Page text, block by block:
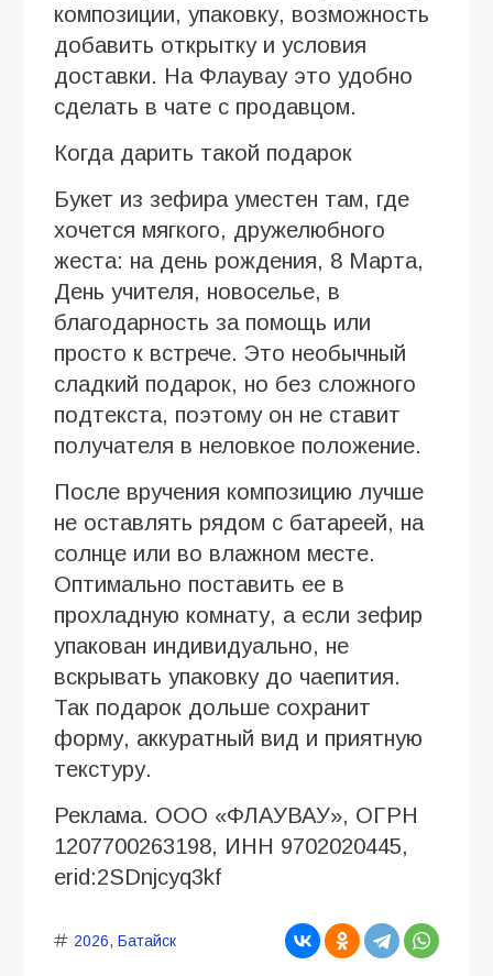
композиции, упаковку, возможность
добавить открытку и условия
доставки. На Флаувау это удобно
сделать в чате с продавцом.
Когда дарить такой подарок
Букет из зефира уместен там, где
хочется мягкого, дружелюбного
жеста: на день рождения, 8 Марта,
День учителя, новоселье, в
благодарность за помощь или
просто к встрече. Это необычный
сладкий подарок, но без сложного
подтекста, поэтому он не ставит
получателя в неловкое положение.
После вручения композицию лучше
не оставлять рядом с батареей, на
солнце или во влажном месте.
Оптимально поставить ее в
прохладную комнату, а если зефир
упакован индивидуально, не
вскрывать упаковку до чаепития.
Так подарок дольше сохранит
форму, аккуратный вид и приятную
текстуру.
Реклама. ООО «ФЛАУВАУ», ОГРН
1207700263198, ИНН 9702020445,
erid:2SDnjcyq3kf
2026, Батайск